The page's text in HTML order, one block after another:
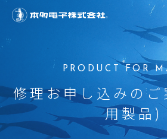
EN
超音波の可能性
製品情報
修理お申し込みの
用製品)